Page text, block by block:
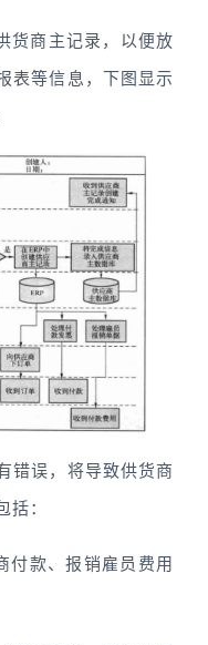
货商主记录，以便放
表等信息，下图显示
错误，将导致供货商
：
付款、报销雇员费用